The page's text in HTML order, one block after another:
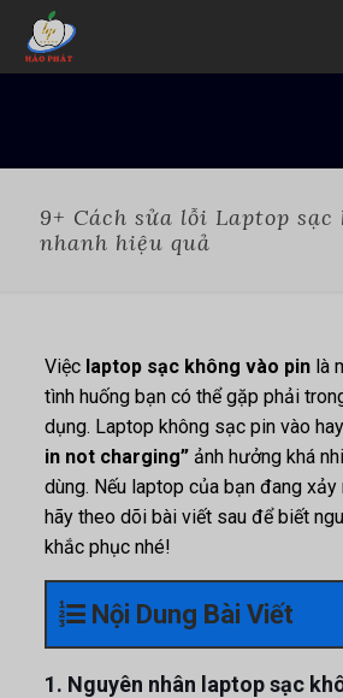
9+ Cách sửa lỗi Laptop sạc
nhanh hiệu quả
Việc laptop sạc không vào pinlà
tình huống bạn có thể gặp phải
dụng. Laptop không sạc pin vào
in not charging”ảnh hưởng khá
dùng. Nếu laptop của bạn đang xảy
hãy theo dõi bài viết sau để biết
khắc phục nhé!
Nội Dung Bài Viết
1. Nguyên nhân laptop sạc